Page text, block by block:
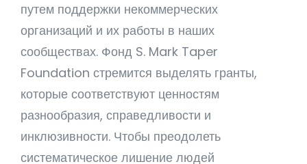
путем поддержки некоммерческих
организаций и их работы в наших
сообществах. Фонд S. Mark Taper
Foundation стремится выделять гранты,
которые соответствуют ценностям
разнообразия, справедливости и
инклюзивности. Чтобы преодолеть
систематическое лишение людей